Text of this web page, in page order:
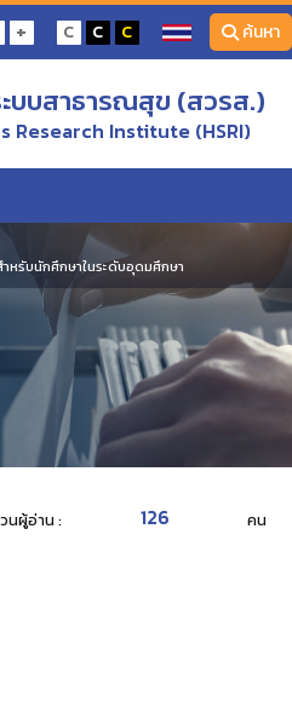
+ C C C ค้นหา
บบสาธารณสุข (สวรส.)
Research Institute (HSRI)
รับนักศึกษาในระดับอุดมศึกษา
นผู้อ่าน : 126 คน